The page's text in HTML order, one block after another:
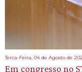
Terca-Feira, 04 de Agosto de
Em congresso no